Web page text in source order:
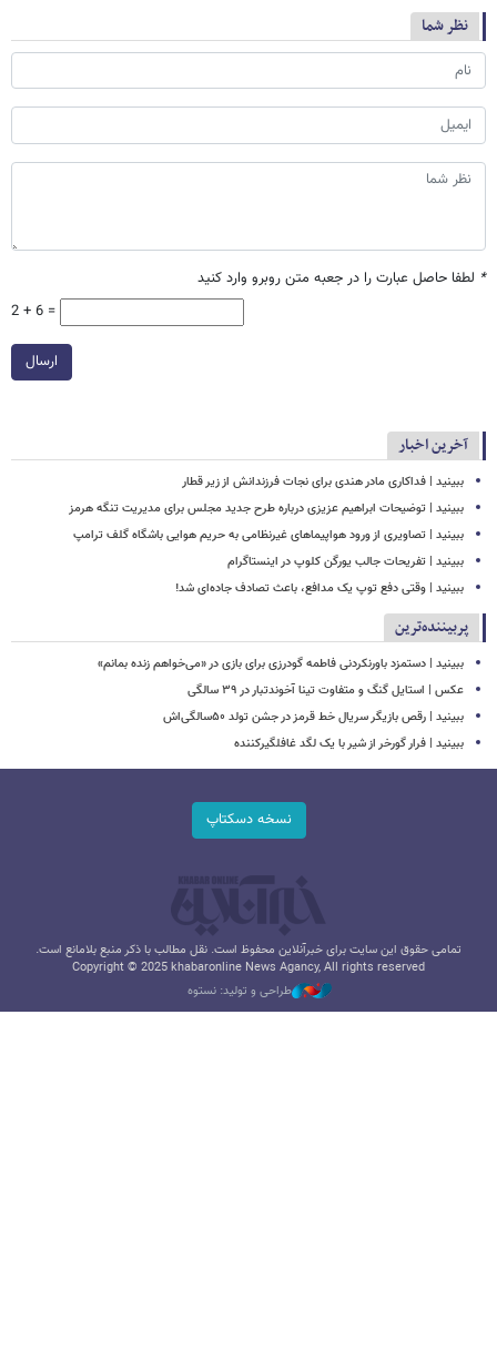
نظر شما
* لطفا حاصل عبارت را در جعبه متن روبرو وارد کنید
2 + 6 =
ارسال
آخرین اخبار
ببینید | فداکاری مادر هندی برای نجات فرزندانش از زیر قطار
ببینید | توضیحات ابراهیم عزیزی درباره طرح جدید مجلس برای مدیریت تنگه هرمز
ببینید | تصاویری از ورود هواپیماهای غیرنظامی به حریم هوایی باشگاه گلف ترامپ
ببینید | تفریحات جالب یورگن کلوپ در اینستاگرام
ببینید | وقتی دفع توپ یک مدافع، باعث تصادف جاده‌ای شد!
پربیننده‌ترین
ببینید | دستمزد باورنکردنی فاطمه گودرزی برای بازی در «می‌خواهم زنده بمانم»
عکس | استایل گنگ و متفاوت تینا آخوندتبار در ۳۹ سالگی
ببینید | رقص بازیگر سریال خط قرمز در جشن تولد ۵۰سالگی‌اش
ببینید | فرار گورخر از شیر با یک لگد غافلگیرکننده
نسخه دسکتاپ
تمامی حقوق این سایت برای خبرآنلاین محفوظ است. نقل مطالب با ذکر منبع بلامانع است.
Copyright © 2025 khabaronline News Agancy, All rights reserved
طراحی و تولید: نستوه